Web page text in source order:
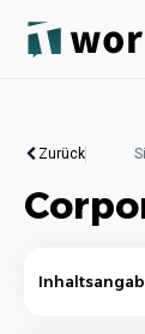
Zurück